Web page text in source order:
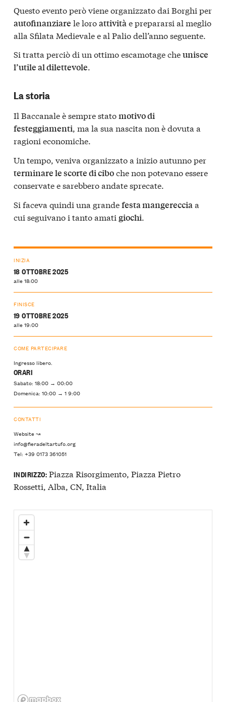
Questo evento però viene organizzato dai Borghi per
autofinanziare le loroattività e prepararsi al meglio
alla Sfilata Medievale e al Palio dell’anno seguente.
Si tratta perciò di un ottimo escamotage cheunisce
l’utile al dilettevole.
La storia
Il Baccanale è sempre statomotivo di
festeggiamenti, ma la sua nascita non è dovuta a
ragioni economiche.
Un tempo, veniva organizzato a inizio autunno per
terminare le scorte di ciboche non potevano essere
conservate e sarebbero andate sprecate.
Si faceva quindi una grandefesta mangereccia a
cui seguivano i tanto amati giochi
INIZIA
18 OTTOBRE 2025
alle 18:00
FINISCE
19 OTTOBRE 2025
alle 19:00
COME PARTECIPARE
Ingresso libero.
ORARI
Sabato: 18:00 → 00:00
Domenica: 10:00 → 1 9:00
CONTATTI
Website ↝
info@fieradeltartufo.org
Tel: +39 0173 361051
INDIRIZZO:Piazza Risorgimento, Piazza Pietro
Rossetti, Alba, CN, Italia